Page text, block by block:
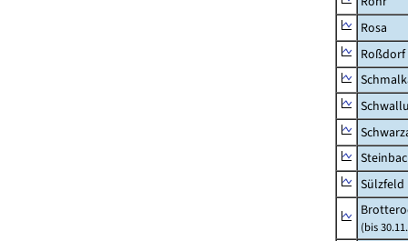
Rosa
Roßdorf
Sülzfeld
(bis